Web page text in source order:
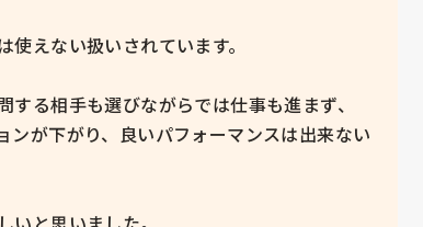
えない扱いされています。
る相手も選びながらでは仕事も進まず、
が下がり、良いパフォーマンスは出来ない